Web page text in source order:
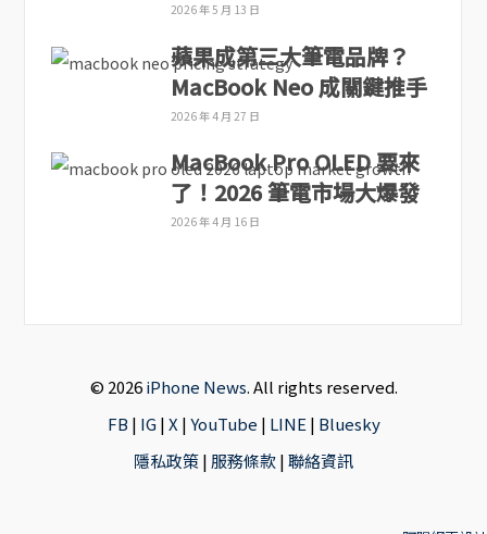
2026 年 5 月 13 日
蘋果成第三大筆電品牌？
MacBook Neo 成關鍵推手
2026 年 4 月 27 日
MacBook Pro OLED 要來
了！2026 筆電市場大爆發
2026 年 4 月 16 日
© 2026iPhone News. All rights reserved.
FB | IG|X |YouTube | LINE | Bluesky
隱私政策| 服務條款|聯絡資訊